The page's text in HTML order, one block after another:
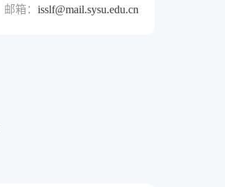
邮箱： isslf@mail.sysu.edu.cn